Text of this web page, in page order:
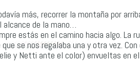
más, recorrer la montaña por
alcance de la mano…
estás en el camino hacia algo. La
se nos regalaba una y otra vez. Con
y Netti ante el color) envueltas en